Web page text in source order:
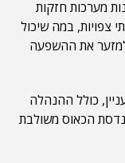
מערכות חזקות
צפויות, במה שיכול
את ההשפעה
כולל ההנהלה
הכאוס משולבת